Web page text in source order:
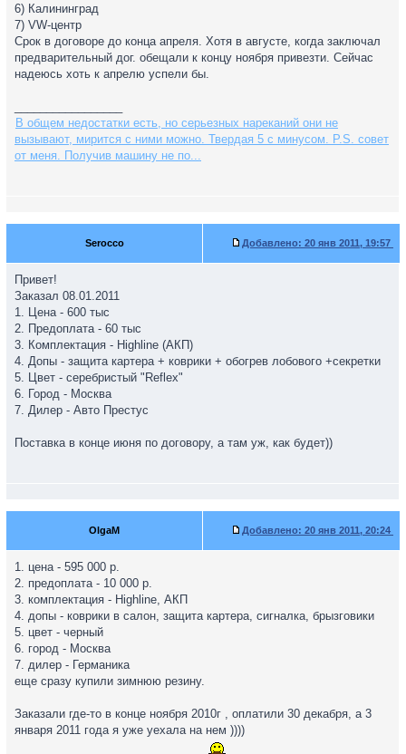
6) Калининград
7) VW-центр
Срок в договоре до конца апреля. Хотя в августе, когда заключал
предварительный дог. обещали к концу ноября привезти. Сейчас
надеюсь хоть к апрелю успели бы.
В общем недостатки есть, но серьезных нареканий они не
вызывают, мирится с ними можно. Твердая 5 с минусом. P.S. совет
от меня. Получив машину не по...
Serocco Добавлено: 20 янв 2011, 19:57
Привет!
Заказал 08.01.2011
1. Цена - 600 тыс
2. Предоплата - 60 тыс
3. Комплектация - Highline (АКП)
4. Допы - защита картера + коврики + обогрев лобового +секретки
5. Цвет - серебристый "Reflex"
6. Город - Москва
7. Дилер - Авто Престус
Поставка в конце июня по договору, а там уж, как будет))
OlgaM Добавлено: 20 янв 2011, 20:24
1. цена - 595 000 р.
2. предоплата - 10 000 р.
3. комплектация - Highline, АКП
4. допы - коврики в салон, защита картера, сигналка, брызговики
5. цвет - черный
6. город - Москва
7. дилер - Германика
еще сразу купили зимнюю резину.
Заказали где-то в конце ноября 2010г , оплатили 30 декабря, а 3
января 2011 года я уже уехала на нем ))))